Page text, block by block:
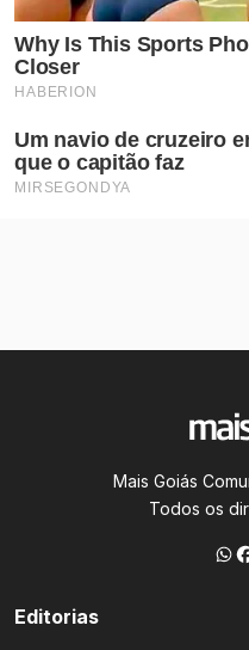
Mais Goiás
Todos os
Editorias